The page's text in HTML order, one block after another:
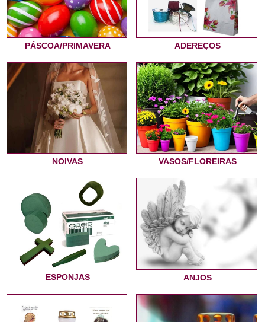
PÁSCOA/PRIMAVERA ADEREÇOS
NOIVAS VASOS/FLOREIRAS
ESPONJAS ANJOS